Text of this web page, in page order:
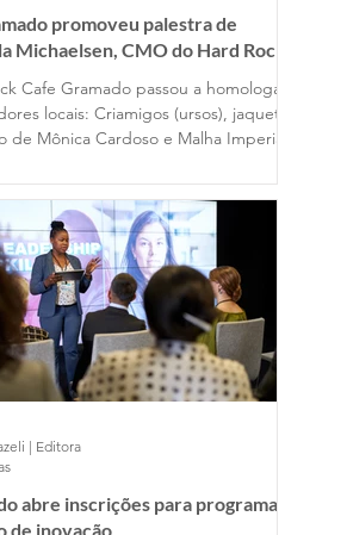
promoveu palestra de
Michaelsen, CMO do Hard Rock
Cafe Gramado passou a homologar
locais: Criamigos (ursos), jaquetas
de Mônica Cardoso e Malha Imperial
abre inscrições para programa
de inovação
| Editora